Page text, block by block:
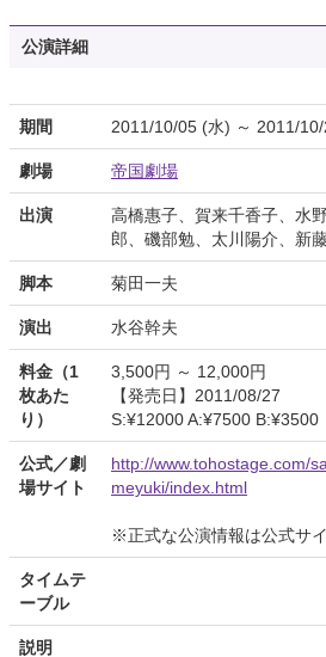
公演詳細
期間 2011/10/05 (水) ～ 2011/
劇場 帝国劇場
出演
高橋惠子、賀来千香子、水
郎、磯部勉、太川陽介、新
脚本 菊田一夫
演出 水谷幹夫
料金（1
枚あた
り）
3,500円 ～ 12,000円
【発売日】2011/08/27
S:¥12000 A:¥7500 B:¥3500
公式／劇
場サイト
http://www.tohostage.com/
meyuki/index.html
※正式な公演情報は公式サ
タイムテ
ーブル
説明